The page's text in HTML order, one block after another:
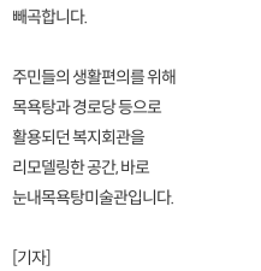
빼곡합니다.
주민들의 생활편의를 위해
목욕탕과 경로당 등으로
활용되던 복지회관을
리모델링한 공간, 바로
눈내목욕탕미술관입니다.
[기자]